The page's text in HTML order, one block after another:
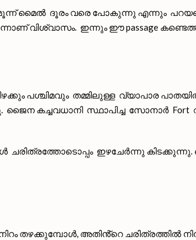
മൈൽ ദൂരം വരെ പോകുന്നു എന്നും
വിശ്വാസം. ഇന്നും ഈ passage
പശ്ചിമവും തമ്മിലുള്ള വ്യാപാര
കച്ചവധാനി സ്ഥാപിച്ച സോനാർ Fort
ഇഴചേർന്നു
അതിൻ്റെ ചരിത്രത്തിൽ